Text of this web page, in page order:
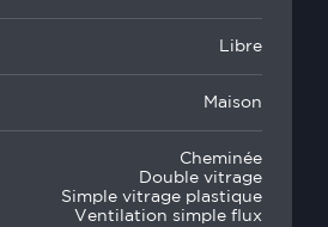
Libre
Maison
Cheminée
Double vitrage
Simple vitrage plastique
Ventilation simple flux